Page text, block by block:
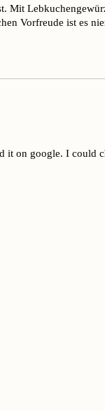
Mit
Vorfreude ist es
on google. I could